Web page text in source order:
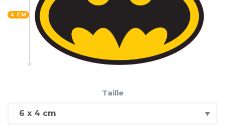
4 CM
Taille